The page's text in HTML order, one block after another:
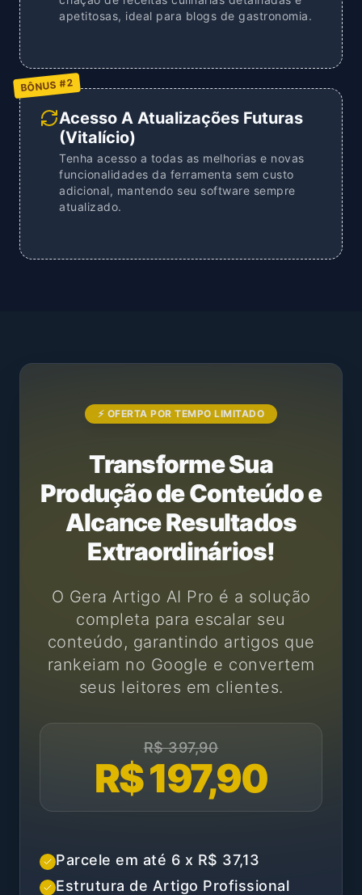
apetitosas, ideal para blogs de gastronomia.
BÔNUS #2
Acesso A Atualizações Futuras
(Vitalício)
Tenha acesso a todas as melhorias e novas
funcionalidades da ferramenta sem custo
adicional, mantendo seu software sempre
atualizado.
⚡ OFERTA POR TEMPO LIMITADO
Transforme Sua
Produção de Conteúdo e
Alcance Resultados
Extraordinários!
O Gera Artigo AI Pro é a solução
completa para escalar seu
conteúdo, garantindo artigos que
rankeiam no Google e convertem
seus leitores em clientes.
R$ 397,90
R$ 197,90
Parcele em até 6 x R$ 37,13
Estrutura de Artigo Profissional